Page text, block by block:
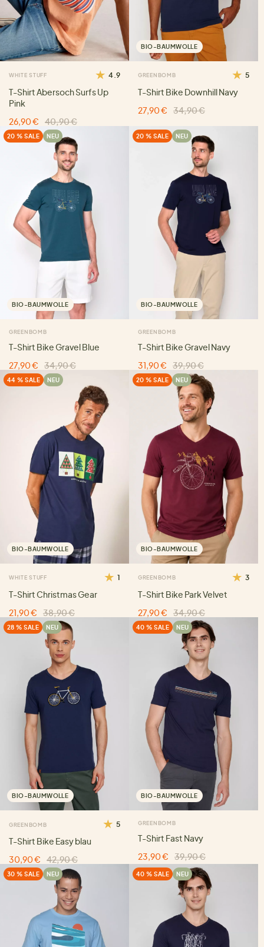
WHITE STUFF 4.9
T-Shirt Abersoch Surfs Up
Pink
26,90 €
40,90 €
BIO-BAUMWOLLE
GREENBOMB 5
T-Shirt Bike Downhill Navy
27,90 €
34,90 €
20 % SALE NEU
BIO-BAUMWOLLE
GREENBOMB
T-Shirt Bike Gravel Blue
27,90 €
34,90 €
20 % SALE NEU
BIO-BAUMWOLLE
GREENBOMB
T-Shirt Bike Gravel Navy
31,90 €
39,90 €
44 % SALE NEU
BIO-BAUMWOLLE
WHITE STUFF 1
T-Shirt Christmas Gear
21,90 €
38,90 €
20 % SALE NEU
BIO-BAUMWOLLE
GREENBOMB 3
T-Shirt Bike Park Velvet
27,90 €
34,90 €
28 % SALE NEU
BIO-BAUMWOLLE
GREENBOMB 5
T-Shirt Bike Easy blau
30,90 €
42,90 €
40 % SALE NEU
BIO-BAUMWOLLE
GREENBOMB
T-Shirt Fast Navy
23,90 €
39,90 €
30 % SALE NEU 40 % SALE NEU